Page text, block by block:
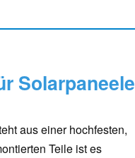
Solarpaneele
aus einer hochfesten,
Teile ist es